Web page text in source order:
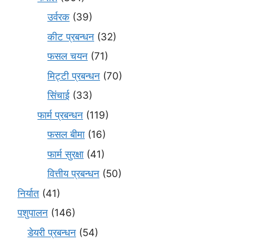
उर्वरक (39)
कीट प्रबन्धन (32)
फसल चयन (71)
मि‌ट्टी प्रबन्धन (70)
सिंचाई (33)
फार्म प्रबन्धन (119)
फसल बीमा (16)
फार्म सुरक्षा (41)
वित्तीय प्रबन्धन (50)
निर्यात (41)
पशुपालन (146)
डेयरी प्रबन्धन (54)